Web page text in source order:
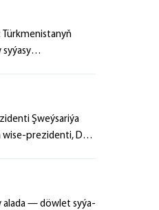
Şweý­sa­ri­ýa
wi­se-prezidenti, Da­
ala­da — döw­let sy­ýa­